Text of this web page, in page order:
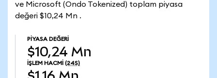
ve Microsoft (Ondo Tokenized) toplam piyasa
değeri $10,24 Mn .
PIYASA DEĞERI
$10,24 Mn
İŞLEM HACMI (24S)